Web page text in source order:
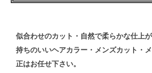
似合わせのカット ・自然で柔らかな仕上
持ちのいいヘアカラー・メンズカット ・
正はお任せ下さい。